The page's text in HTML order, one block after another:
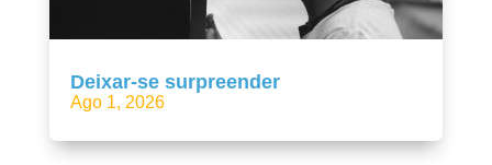
Deixar-se surpreender
Ago 1, 2026